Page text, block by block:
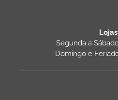
Lojas
Segunda a
Domingo e